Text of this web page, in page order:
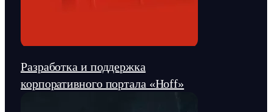
Разработка и поддержка
корпоративного портала «Hoff»